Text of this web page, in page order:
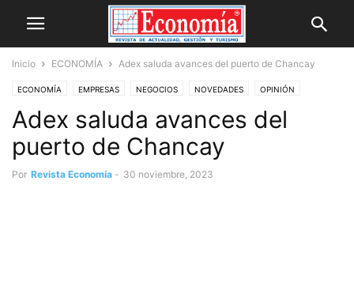
Inicio ECONOMÍA Adex saluda avances del puerto de Chancay
ECONOMÍA EMPRESAS NEGOCIOS NOVEDADES OPINIÓN
Adex saluda avances del
puerto de Chancay
Por Revista Economía - 30 noviembre, 2023